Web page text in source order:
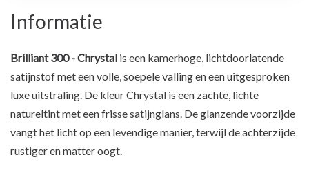
Informatie
Brilliant 300 - Chrystal is een kamerhoge, lichtdoorlatende
satijnstof met een volle, soepele valling en een uitgesproken
luxe uitstraling. De kleur Chrystal is een zachte, lichte
natureltint met een frisse satijnglans. De glanzende voorzijde
vangt het licht op een levendige manier, terwijl de achterzijde
rustiger en matter oogt.